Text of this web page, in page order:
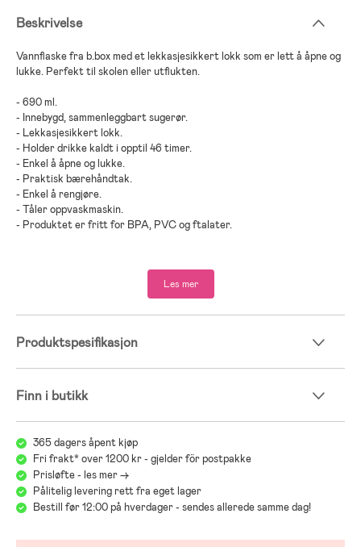
Beskrivelse
Vannflaske fra b.box med et lekkasjesikkert lokk som er lett å åpne og
lukke. Perfekt til skolen eller utflukten.
- 690 ml.
- Innebygd, sammenleggbart sugerør.
- Lekkasjesikkert lokk.
- Holder drikke kaldt i opptil 46 timer.
- Enkel å åpne og lukke.
- Praktisk bærehåndtak.
- Enkel å rengjøre.
- Tåler oppvaskmaskin.
- Produktet er fritt for BPA, PVC og ftalater.
- Rustfritt stål, polypropelen, silikon.
Les mer
Produktspesifikasjon
Finn i butikk
365 dagers åpent kjøp
Fri frakt* over 1200 kr - gjelder för postpakke
Prisløfte - les mer ->
Pålitelig levering rett fra eget lager
Bestill før 12:00 på hverdager - sendes allerede samme dag!